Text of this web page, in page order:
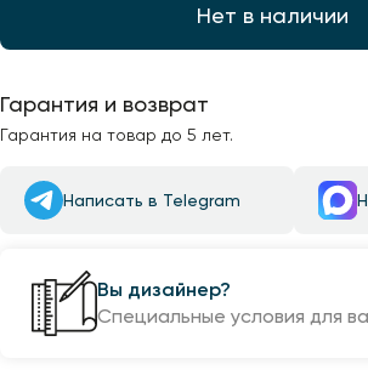
Нет в наличии
Гарантия и возврат
Гарантия на товар до 5 лет.
Написать в Telegram
Вы дизайнер?
Специальные условия для